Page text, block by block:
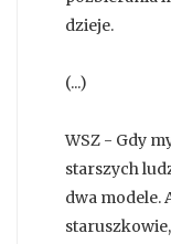
dzieje.
(...)
WSZ - Gdy
starszych
dwa modele.